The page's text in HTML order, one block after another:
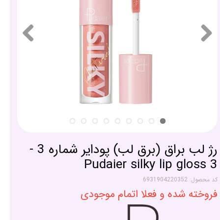
رژ لب براق (برق لب) پودایر شماره 3 -
Pudaier silky lip gloss 3
کد محصول: 6931904220352
فروخته شده و فعلا اتمام موجودی